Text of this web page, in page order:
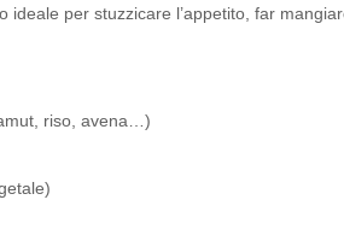
ideale per stuzzicare l’appetito, far
riso, avena…)